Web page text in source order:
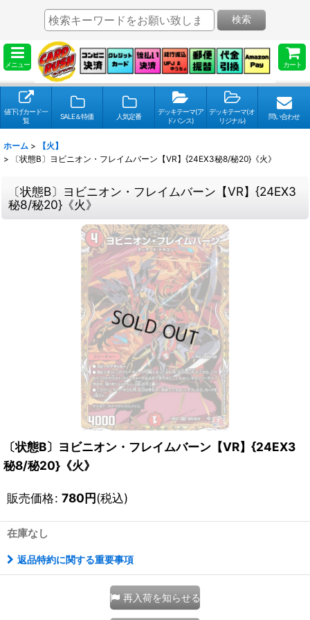
メニュー カート
検索
値下げカード一
覧
SALE＆特価 人気定番
デッキテーマ(ア
ドバンス)
デッキテーマ(オ
リジナル)
問い合わせ
ホーム >
【火】
>
〔状態B〕ヨビニオン・フレイムバーン【VR】{24EX3秘8/秘20}《火》
〔状態B〕ヨビニオン・フレイムバーン【VR】{24EX3
秘8/秘20}《火》
〔状態B〕ヨビニオン・フレイムバーン【VR】{24EX3
秘8/秘20}《火》
販売価格: 780円(税込)
在庫なし
返品特約に関する重要事項
再入荷を知らせる